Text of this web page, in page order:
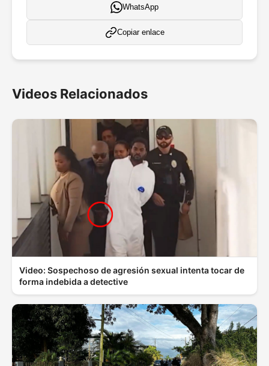
WhatsApp
Copiar enlace
Videos Relacionados
Video: Sospechoso de agresión sexual intenta tocar de
forma indebida a detective